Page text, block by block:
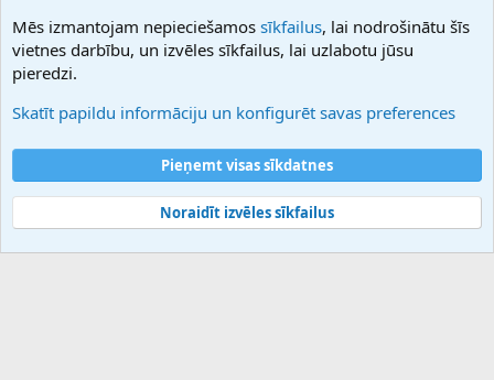
Hostmaria
Atbalsts
Palīdzība
Noteikumi un nosacījumi
Privātuma politika
Community platform by XenForo® © 2010-2025 XenForo Ltd.
Mēs izmantojam nepieciešamos sīkfailus, lai nodrošinātu šīs
vietnes darbību, un izvēles sīkfailus, lai uzlabotu jūsu
pieredzi.
Skatīt papildu informāciju un konfigurēt savas preferences
Pieņemt visas sīkdatnes
Noraidīt izvēles sīkfailus